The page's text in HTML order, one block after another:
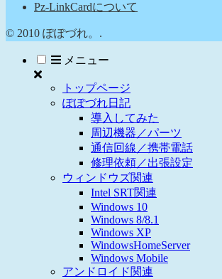
Pz-LinkCardについて
© 2010 ぽぽづれ。.
メニュー
トップページ
ぽぽづれ日記
導入してみた
周辺機器／パーツ
通信回線／携帯電話
修理依頼／出張設定
ウィンドウズ関連
Intel SRT関連
Windows 10
Windows 8/8.1
Windows XP
WindowsHomeServer
Windows Mobile
アンドロイド関連